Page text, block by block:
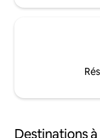
Destinations